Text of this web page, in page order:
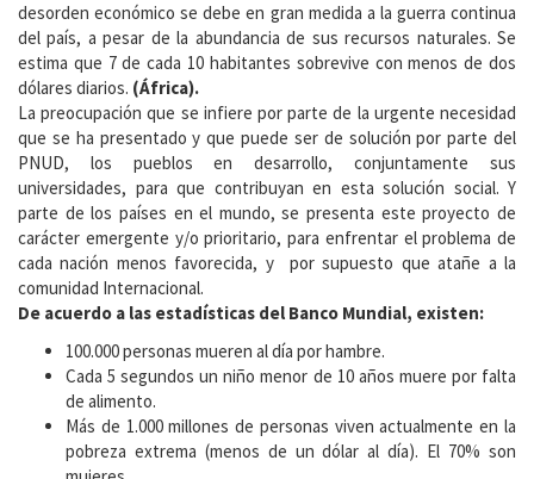
desorden económico se debe en gran medida a la guerra continua
del país, a pesar de la abundancia de sus recursos naturales. Se
estima que 7 de cada 10 habitantes sobrevive con menos de dos
dólares diarios. (África).
La preocupación que se infiere por parte de la urgente necesidad
que se ha presentado y que puede ser de solución por parte del
PNUD, los pueblos en desarrollo, conjuntamente sus
universidades, para que contribuyan en esta solución social. Y
parte de los países en el mundo, se presenta este proyecto de
carácter emergente y/o prioritario, para enfrentar el problema de
cada nación menos favorecida, y por supuesto que atañe a la
comunidad Internacional.
De acuerdo a las estadísticas del Banco Mundial, existen:
100.000 personas mueren al día por hambre.
Cada 5 segundos un niño menor de 10 años muere por falta
de alimento.
Más de 1.000 millones de personas viven actualmente en la
pobreza extrema (menos de un dólar al día). El 70% son